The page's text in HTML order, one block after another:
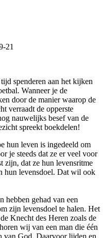
21
spenderen aan het kijken
Wanneer je de
door de manier waarop de
verraadt de opperste
nauwelijks besef van de
spreekt boekdelen!
hun leven is ingedeeld om
je steeds dat ze er veel voor
zijn, dat ze hun levensritme
hun levensdoel. Dat wil ook
hebben gehad van een
zijn levensdoel te halen. Het
Knecht des Heren zoals de
wij van een man die één